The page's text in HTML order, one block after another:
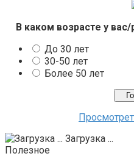
В каком возрасте у
До 30 лет
30-50 лет
Более 50 лет
Загрузка ...
Полезное